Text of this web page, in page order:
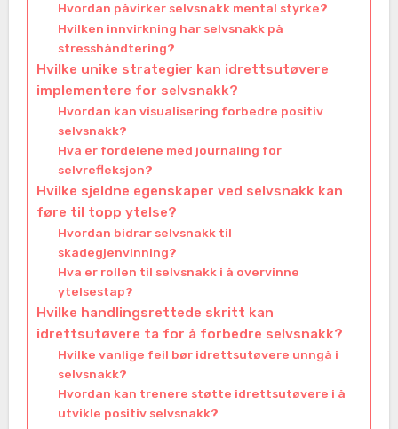
Hvordan påvirker selvsnakk mental styrke?
Hvilken innvirkning har selvsnakk på
stresshåndtering?
Hvilke unike strategier kan idrettsutøvere
implementere for selvsnakk?
Hvordan kan visualisering forbedre positiv
selvsnakk?
Hva er fordelene med journaling for
selvrefleksjon?
Hvilke sjeldne egenskaper ved selvsnakk kan
føre til topp ytelse?
Hvordan bidrar selvsnakk til
skadegjenvinning?
Hva er rollen til selvsnakk i å overvinne
ytelsestap?
Hvilke handlingsrettede skritt kan
idrettsutøvere ta for å forbedre selvsnakk?
Hvilke vanlige feil bør idrettsutøvere unngå i
selvsnakk?
Hvordan kan trenere støtte idrettsutøvere i å
utvikle positiv selvsnakk?